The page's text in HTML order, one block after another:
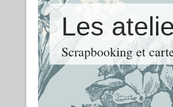
Les
Scrapbooking et